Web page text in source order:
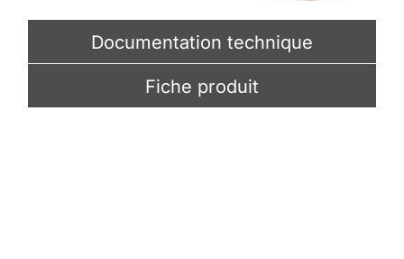
Documentation technique
Fiche produit